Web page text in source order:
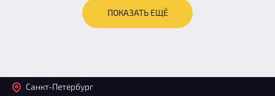
ПОКАЗАТЬ ЕЩЁ
Санкт-Петербург